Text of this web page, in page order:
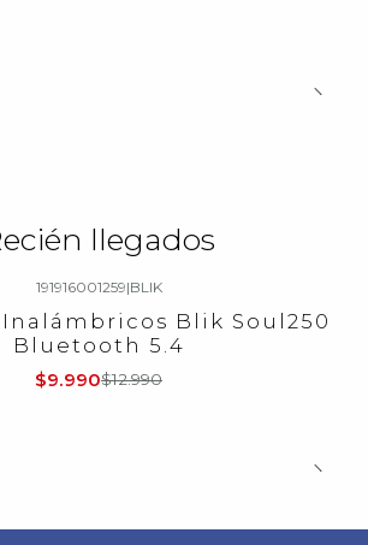
llegados
191916001259|BLIK
Blik Soul250
Bluetooth 5.4
$9.990$12.990